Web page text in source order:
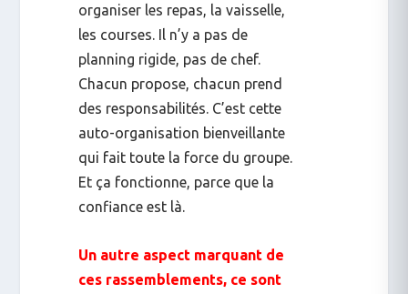
organiser les repas, la vaisselle,
les courses. Il n’y a pas de
planning rigide, pas de chef.
Chacun propose, chacun prend
des responsabilités. C’est cette
auto-organisation bienveillante
qui fait toute la force du groupe.
Et ça fonctionne, parce que la
confiance est là.
Un autre aspect marquant de
ces rassemblements, ce sont